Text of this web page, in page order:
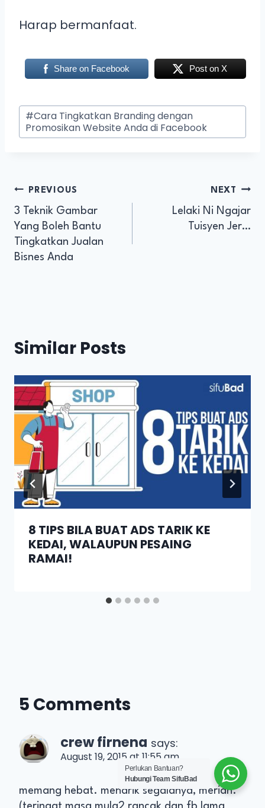
Harap bermanfaat.
Share on Facebook Post on X
#Cara Tingkatkan Branding dengan
Promosikan Website Anda di Facebook
PREVIOUS
3 Teknik Gambar
Yang Boleh Bantu
Tingkatkan Jualan
Bisnes Anda
NEXT
Lelaki Ni Ngajar
Tuisyen Jer…
Similar Posts
8 TIPS BILA BUAT ADS TARIK KE
KEDAI, WALAUPUN PESAING
RAMAI!
5 Comments
crew firnena says:
August 19, 2015 at 11:55 am
memang hebat. menarik segalanya, meriah.
Perlukan Bantuan?
Hubungi Team SifuBad